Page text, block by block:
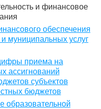
и финансовое
обеспечения
муниципальных услуг
приема на
ассигнований
субъектов
бюджетов
образовательной